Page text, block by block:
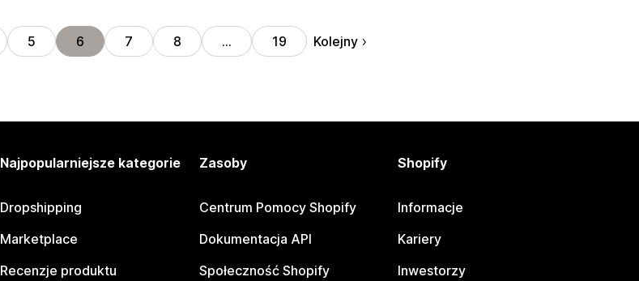
5 6 7 8 … 19 Kolejny
Najpopularniejsze kategorie
Dropshipping
Marketplace
Recenzje produktu
Zasoby
Centrum Pomocy Shopify
Dokumentacja API
Społeczność Shopify
Shopify
Informacje
Kariery
Inwestorzy